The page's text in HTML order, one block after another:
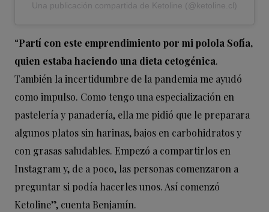
Una publicación compartida de Ketoline (@ketoline.cl)
“Partí con este emprendimiento por mi polola Sofía,
quien estaba haciendo una dieta cetogénica.
También la incertidumbre de la pandemia me ayudó
como impulso. Como tengo una especialización en
pastelería y panadería, ella me pidió que le preparara
algunos platos sin harinas, bajos en carbohidratos y
con grasas saludables. Empezó a compartirlos en
Instagram y, de a poco, las personas comenzaron a
preguntar si podía hacerles unos. Así comenzó
Ketoline”, cuenta Benjamín.